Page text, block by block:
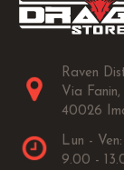
Raven
Via
40026
Lun - Ven:
9.00 -